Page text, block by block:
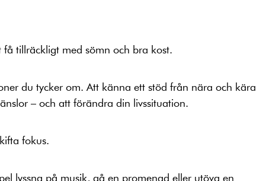
tillräckligt med sömn och bra kost.
du tycker om. Att känna ett stöd från nära och kära
– och att förändra din livssituation.
fokus.
lyssna på musik, gå en promenad eller utöva en